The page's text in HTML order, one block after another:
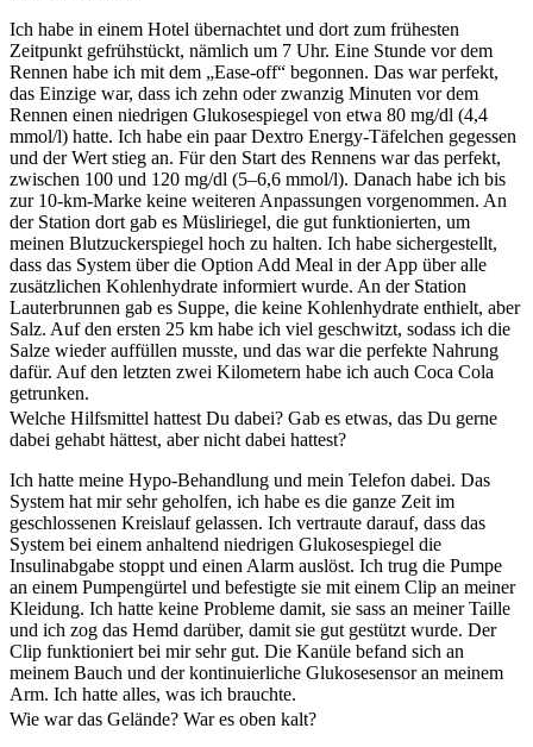
Ich habe in einem Hotel übernachtet und dort zum frühesten
Zeitpunkt gefrühstückt, nämlich um 7 Uhr. Eine Stunde vor dem
Rennen habe ich mit dem „Ease-off“ begonnen. Das war perfekt,
das Einzige war, dass ich zehn oder zwanzig Minuten vor dem
Rennen einen niedrigen Glukosespiegel von etwa 80 mg/dl (4,4
mmol/l) hatte. Ich habe ein paar Dextro Energy-Täfelchen gegessen
und der Wert stieg an. Für den Start des Rennens war das perfekt,
zwischen 100 und 120 mg/dl (5–6,6 mmol/l). Danach habe ich bis
zur 10-km-Marke keine weiteren Anpassungen vorgenommen. An
der Station dort gab es Müsliriegel, die gut funktionierten, um
meinen Blutzuckerspiegel hoch zu halten. Ich habe sichergestellt,
dass das System über die Option Add Meal in der App über alle
zusätzlichen Kohlenhydrate informiert wurde. An der Station
Lauterbrunnen gab es Suppe, die keine Kohlenhydrate enthielt, aber
Salz. Auf den ersten 25 km habe ich viel geschwitzt, sodass ich die
Salze wieder auffüllen musste, und das war die perfekte Nahrung
dafür. Auf den letzten zwei Kilometern habe ich auch Coca Cola
getrunken.
Welche Hilfsmittel hattest Du dabei? Gab es etwas, das Du gerne
dabei gehabt hättest, aber nicht dabei hattest?
Ich hatte meine Hypo-Behandlung und mein Telefon dabei. Das
System hat mir sehr geholfen, ich habe es die ganze Zeit im
geschlossenen Kreislauf gelassen. Ich vertraute darauf, dass das
System bei einem anhaltend niedrigen Glukosespiegel die
Insulinabgabe stoppt und einen Alarm auslöst. Ich trug die Pumpe
an einem Pumpengürtel und befestigte sie mit einem Clip an meiner
Kleidung. Ich hatte keine Probleme damit, sie sass an meiner Taille
und ich zog das Hemd darüber, damit sie gut gestützt wurde. Der
Clip funktioniert bei mir sehr gut. Die Kanüle befand sich an
meinem Bauch und der kontinuierliche Glukosesensor an meinem
Arm. Ich hatte alles, was ich brauchte.
Wie war das Gelände? War es oben kalt?